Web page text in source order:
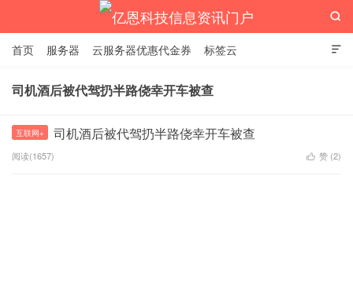
亿恩科技信息资讯门户

首页 服务器 云服务器优惠代金券 标签云

司机酒后被代驾扔半路侥幸开车被查
互联网+ 司机酒后被代驾扔半路侥幸开车被查
阅读(1657)  赞 (2)